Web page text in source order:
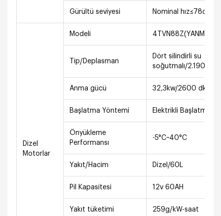
Gürültü seviyesi Nominal
Dizel
Motorlar
Modeli 4TVN88Z(YANMAR)
Tip/Deplasman
Dört silindirli su
soğutmalı/2.190L
Anma gücü 32,3kw/2600 dk-1
Başlatma Yöntemi Elektrikli Başlatma
Önyükleme
Performansı
-5°C~40°C
Yakıt/Hacim Dizel/60L
Pil Kapasitesi 12v 60AH
Yakıt tüketimi 259g/kW-saat